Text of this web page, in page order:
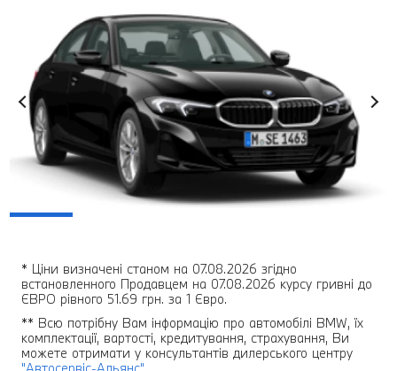
* Ціни визначені станом на 07.08.2026 згідно
встановленного Продавцем на 07.08.2026 курсу гривні до
ЄВРО рівного 51.69 грн. за 1 Євро.
** Всю потрібну Вам інформацію про автомобілі BMW, їх
комплектації, вартості, кредитування, страхування, Ви
можете отримати у консультантів дилерського центру
"Автосервіс-Альянс".